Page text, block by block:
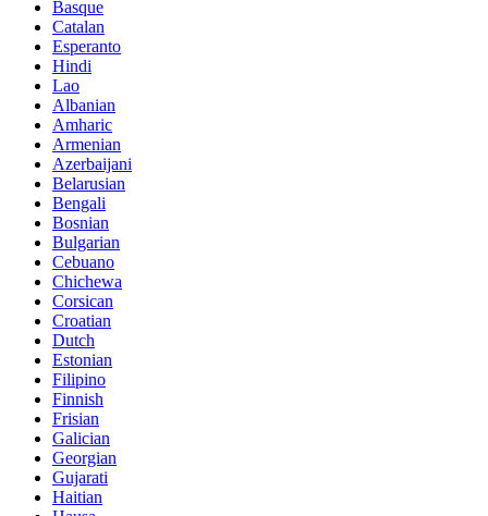
Basque
Catalan
Esperanto
Hindi
Lao
Albanian
Amharic
Armenian
Azerbaijani
Belarusian
Bengali
Bosnian
Bulgarian
Cebuano
Chichewa
Corsican
Croatian
Dutch
Estonian
Filipino
Finnish
Frisian
Galician
Georgian
Gujarati
Haitian